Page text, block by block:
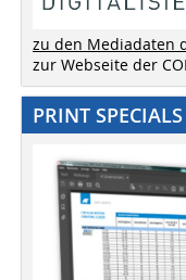
zu den Mediadaten
zur Webseite der
PRINT SPECIALS